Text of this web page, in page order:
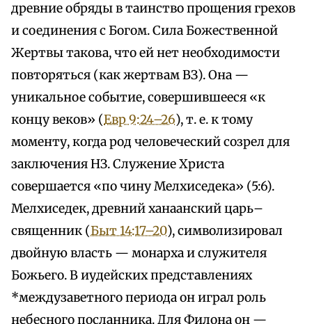
древние обряды в таинство прощения грехов
и соединения с Богом. Сила Божественной
Жертвы такова, что ей нет необходимости
повторяться (как жертвам ВЗ). Она —
уникальное событие, совершившееся «к
концу веков» (Евр 9:24–26), т. е. к тому
моменту, когда род человеческий созрел для
заключения НЗ. Служение Христа
совершается «по чину Мелхиседека» (5:6).
Мелхиседек, древний ханаанский царь–
священник (Быт 14:17–20), символизировал
двойную власть — монарха и служителя
Божьего. В иудейских представлениях
*междузаветного периода он играл роль
небесного посланника. Для Филона он —